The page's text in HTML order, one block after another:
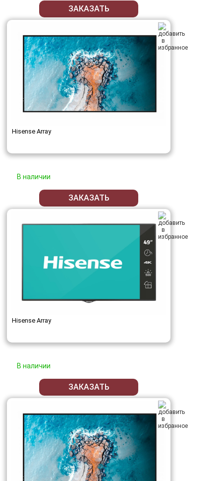
ЗАКАЗАТЬ
Hisense Array
В наличии
ЗАКАЗАТЬ
Hisense Array
В наличии
ЗАКАЗАТЬ